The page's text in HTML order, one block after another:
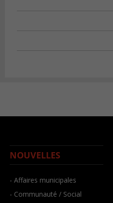
NOUVELLES
- Affaires municipales
- Communauté / Social